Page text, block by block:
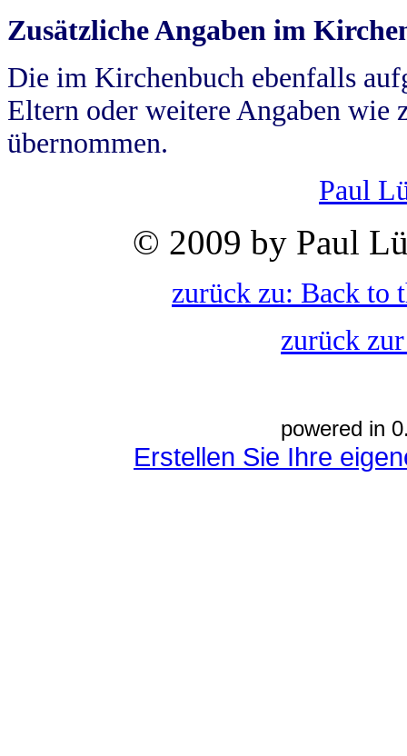
Zusätzliche Angaben im
Die im Kirchenbuch ebenfalls
Eltern oder weitere Angaben wie
übernommen.
Paul
© 2009 by Paul
zurück zu: Back to
zurück
powered in
Erstellen Sie Ihre